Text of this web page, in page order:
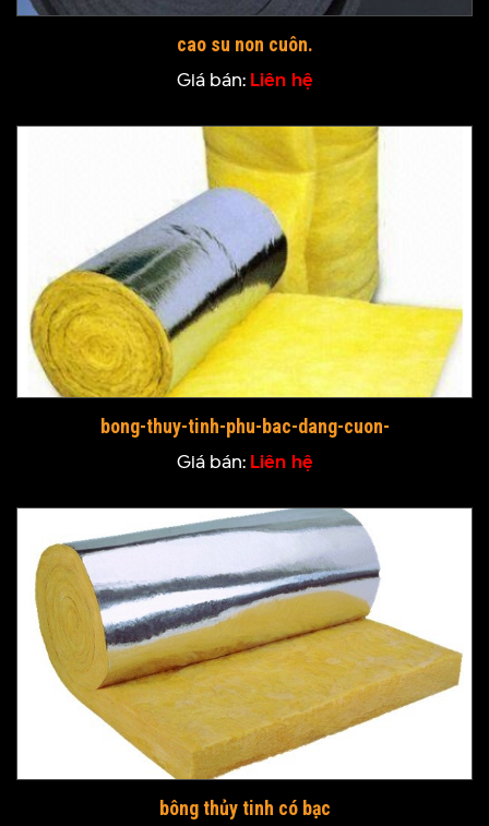
cao su non cuôn.
Giá bán: Liên hệ
bong-thuy-tinh-phu-bac-dang-cuon-
Giá bán: Liên hệ
bông thủy tinh có bạc